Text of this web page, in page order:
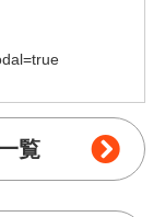
覧